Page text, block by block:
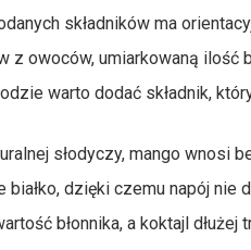
składników ma
z owoców, umiarkowaną ilość
warto dodać składnik,
słodyczy, mango wnosi
dzięki czemu napój nie
błonnika, a koktajl dłużej